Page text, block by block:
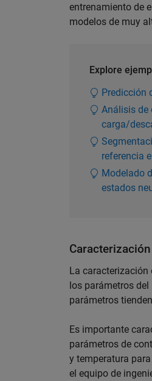
entrenamiento de
modelos de muy
Explore
Predicción
Análisis de
carga/
referencia
Modelado
estados
La caracterización
los parámetros
parámetros
Es importante
parámetros de
y temperatura
el equipo de